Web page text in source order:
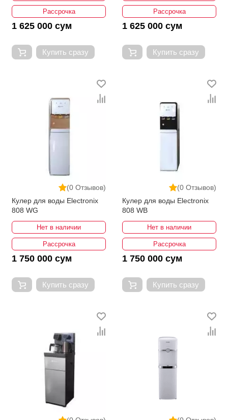
Рассрочка
1 625 000 сум
Купить сразу
Рассрочка
1 625 000 сум
Купить сразу
(0 Отзывов)
Кулер для воды Electronix
808 WG
Нет в наличии
Рассрочка
1 750 000 сум
Купить сразу
(0 Отзывов)
Кулер для воды Electronix
808 WB
Нет в наличии
Рассрочка
1 750 000 сум
Купить сразу